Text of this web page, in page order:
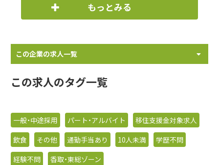
もっとみる
この企業の求人一覧
この求人のタグ一覧
一般・中途採用 パート・アルバイト
移住支援金対象求人
飲食
その他 通勤手当あり 10人未満
学歴不問
経験不問
香取・東総ゾーン